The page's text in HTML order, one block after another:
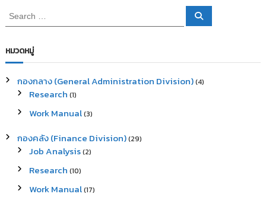
e
r
c
f
S
หมวดหมู่
กองกลาง (General Administration Division)(4)
Research (1)
Work Manual(3)
กองคลัง (Finance Division)(29)
Job Analysis(2)
Research (10)
Work Manual(17)